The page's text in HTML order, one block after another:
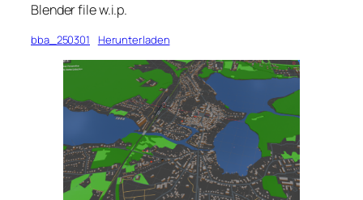
Blender file w.i.p.
bba_250301 Herunterladen